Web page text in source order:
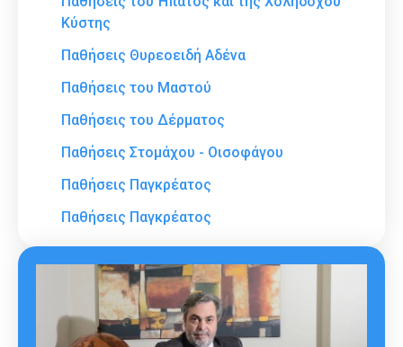
Κύστης
Παθήσεις Θυρεοειδή Αδένα
Παθήσεις του Μαστού
Παθήσεις του Δέρματος
Παθήσεις Στομάχου - Οισοφάγου
Παθήσεις Παγκρέατος
Παθήσεις Παγκρέατος